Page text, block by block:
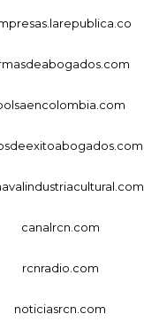
canalrcn.com
rcnradio.com
noticiasrcn.com